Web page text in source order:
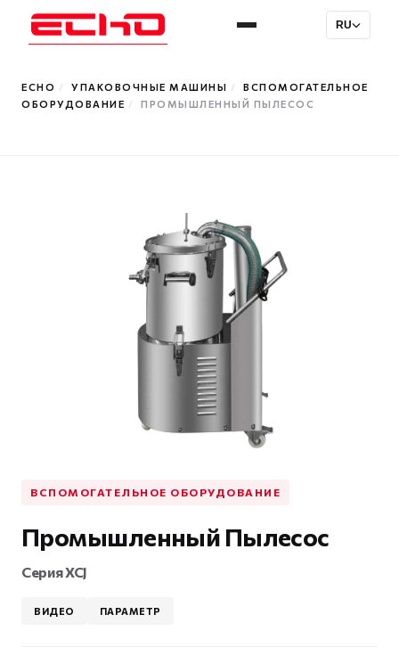
RU
ECHO / УПАКОВОЧНЫЕ МАШИНЫ /
ВСПОМОГАТЕЛЬНОЕ
ОБОРУДОВАНИЕ / ПРОМЫШЛЕННЫЙ ПЫЛЕСОС
ВСПОМОГАТЕЛЬНОЕ ОБОРУДОВАНИЕ
Промышленный Пылесос
Серия XCJ
ВИДЕО ПАРАМЕТР